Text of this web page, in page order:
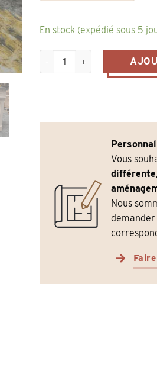
En stock (expédié sous 5
quantité de Comptoir de
Vous
différente
Nous